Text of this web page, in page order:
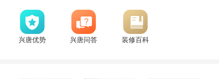
兴唐优势 兴唐问答 装修百科